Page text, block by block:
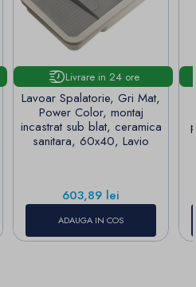
Livrare in 24 ore
Lavoar Spalatorie, Gri Mat,
Power Color, montaj
incastrat sub blat, ceramica
sanitara, 60x40, Lavio
Pret
603,89 lei
ADAUGA IN COS